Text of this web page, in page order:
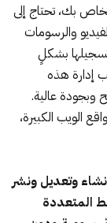
بك، تحتاج إلى
والرسومات
بشكلٍ
إدارة هذه
وبجودة عالية.
الويب الكبيرة،
وتعديل ونشر
المتعددة